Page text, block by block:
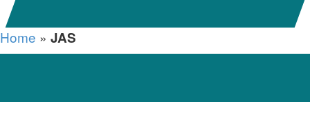
Home » JAS